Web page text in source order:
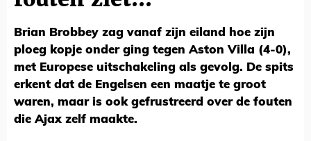
Brian Brobbey zag vanaf zijn eiland hoe zijn
ploeg kopje onder ging tegen Aston Villa (4-0),
met Europese uitschakeling als gevolg. De spits
erkent dat de Engelsen een maatje te groot
waren, maar is ook gefrustreerd over de fouten
die Ajax zelf maakte.